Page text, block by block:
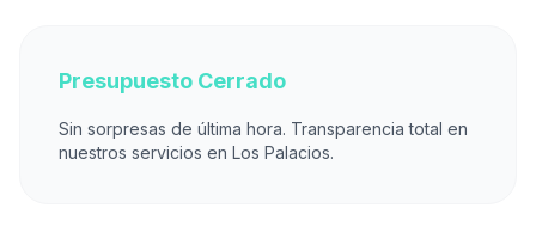
Presupuesto Cerrado
Sin sorpresas de última hora. Transparencia total en
nuestros servicios en Los Palacios.